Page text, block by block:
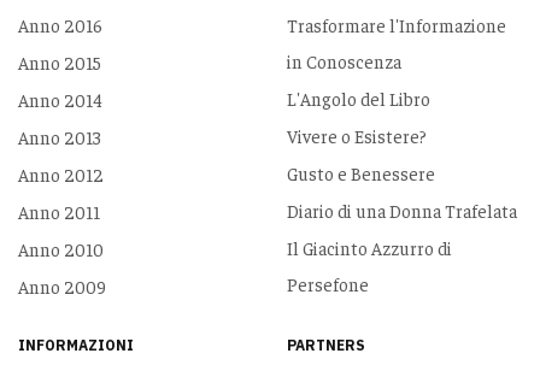
Anno 2016
Anno 2015
Anno 2014
Anno 2013
Anno 2012
Anno 2011
Anno 2010
Anno 2009
Trasformare l'Informazione
in Conoscenza
L'Angolo del Libro
Vivere o Esistere?
Gusto e Benessere
Diario di una Donna Trafelata
Il Giacinto Azzurro di
Persefone
INFORMAZIONI PARTNERS